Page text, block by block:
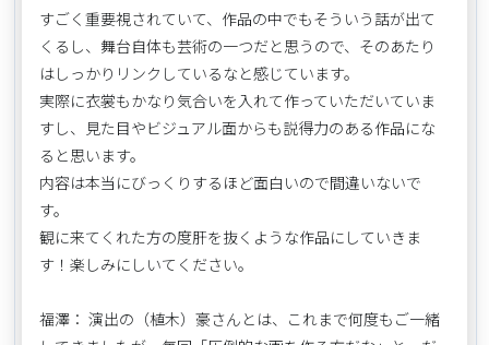
すごく重要視されていて、作品の中でもそういう話が出て
くるし、舞台自体も芸術の一つだと思うので、そのあたり
はしっかりリンクしているなと感じています。
実際に衣裳もかなり気合いを入れて作っていただいていま
すし、見た目やビジュアル面からも説得力のある作品にな
ると思います。
内容は本当にびっくりするほど面白いので間違いないで
す。
観に来てくれた方の度肝を抜くような作品にしていきま
す！楽しみにしいてください。
福澤： 演出の（植木）豪さんとは、これまで何度もご一緒